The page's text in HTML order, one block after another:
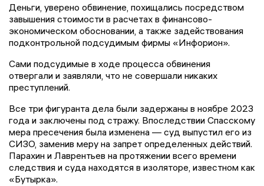
Деньги, уверено обвинение, похищались посредством
завышения стоимости в расчетах в финансово-
экономическом обосновании, а также задействования
подконтрольной подсудимым фирмы «Инфорион».
Сами подсудимые в ходе процесса обвинения
отвергали и заявляли, что не совершали никаких
преступлений.
Все три фигуранта дела были задержаны в ноябре 2023
года и заключены под стражу. Впоследствии Спасскому
мера пресечения была изменена — суд выпустил его из
СИЗО, заменив меру на запрет определенных действий.
Парахин и Лаврентьев на протяжении всего времени
следствия и суда находятся в изоляторе, известном как
«Бутырка».